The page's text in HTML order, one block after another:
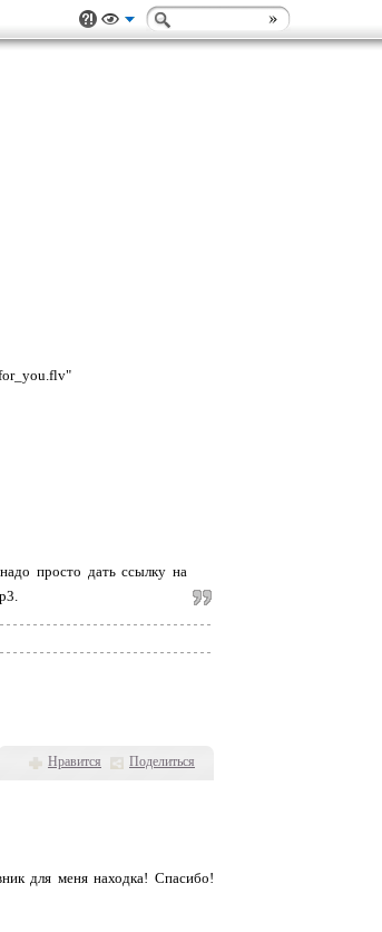
просто дать ссылку на
Нравится Поделиться
для меня находка! Спасибо!